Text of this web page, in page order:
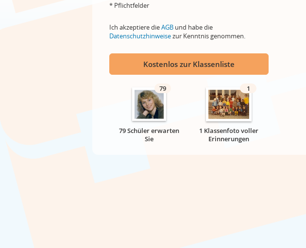
* Pflichtfelder
Ich akzeptiere dieAGB und habe die
Datenschutzhinweisezur Kenntnis genommen.
Kostenlos zur Klassenliste
79
79 Schüler erwarten
Sie
1
1 Klassenfoto voller
Erinnerungen